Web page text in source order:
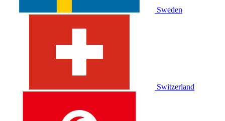
Sweden
Switzerland